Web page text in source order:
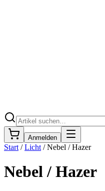
Anmelden
Start /Licht /Nebel / Hazer
Nebel / Hazer